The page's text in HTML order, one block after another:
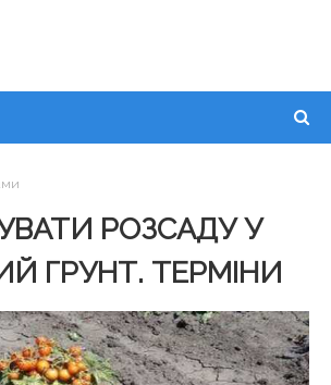
РОЗСАДУ У
ГРУНТ. ТЕРМІНИ